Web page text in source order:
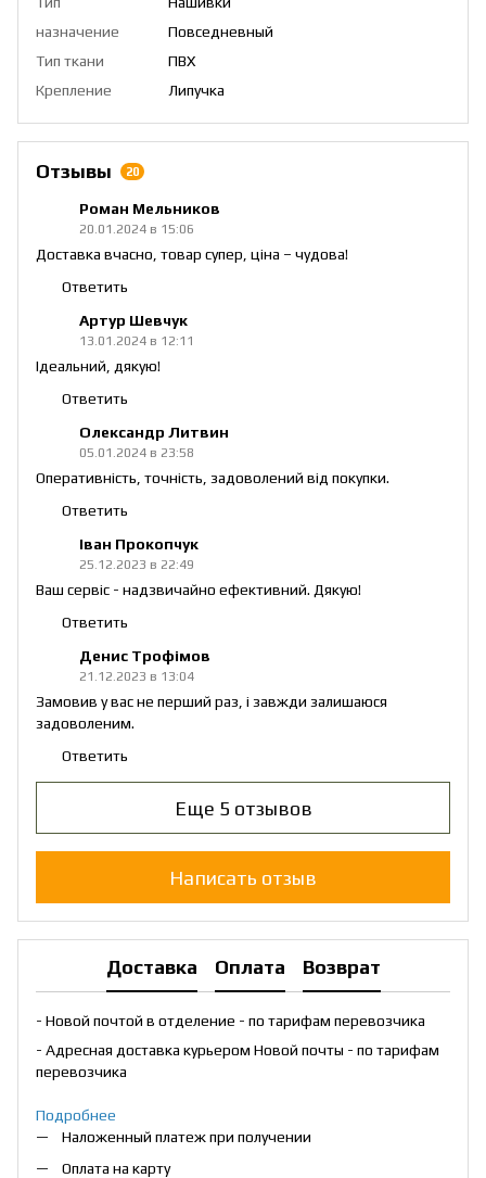
назначение
Повседневный
Тип ткани
ПВХ
Крепление
Липучка
Отзывы 20
Роман Мельников
20.01.2024 в 15:06
Доставка вчасно, товар супер, ціна – чудова!
Ответить
Артур Шевчук
13.01.2024 в 12:11
Ідеальний, дякую!
Ответить
Олександр Литвин
05.01.2024 в 23:58
Оперативність, точність, задоволений від покупки.
Ответить
Іван Прокопчук
25.12.2023 в 22:49
Ваш сервіс - надзвичайно ефективний. Дякую!
Ответить
Денис Трофімов
21.12.2023 в 13:04
Замовив у вас не перший раз, і завжди залишаюся
задоволеним.
Ответить
Еще 5 отзывов
Написать отзыв
Доставка Оплата Возврат
- Новой почтой в отделение - по тарифам перевозчика
- Адресная доставка курьером Новой почты - по тарифам
перевозчика
Подробнее
Наложенный платеж при получении
Оплата на карту